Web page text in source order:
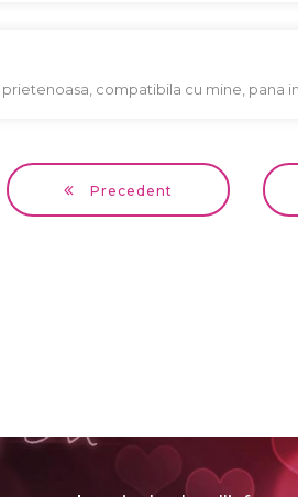
compatibila cu mine, pana
Precedent